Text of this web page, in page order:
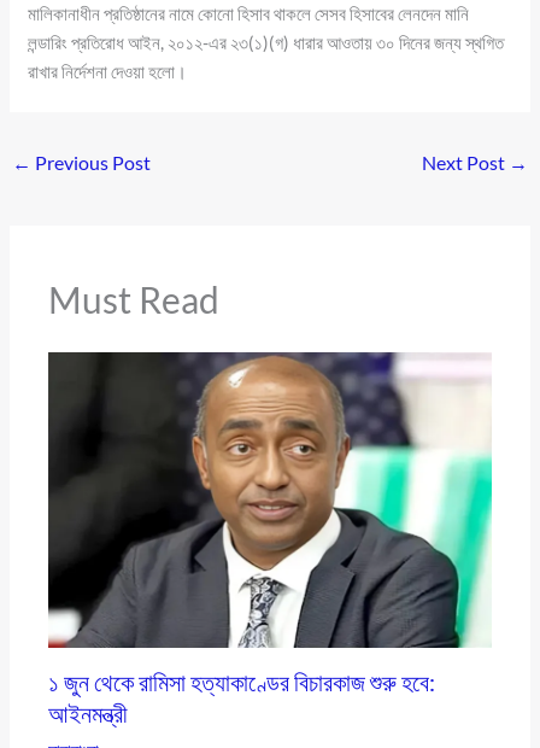
মালিকানাধীন প্রতিষ্ঠানের নামে কোনো হিসাব থাকলে সেসব হিসাবের লেনদেন মানি
লন্ডারিং প্রতিরোধ আইন, ২০১২-এর ২৩(১)(গ) ধারার আওতায় ৩০ দিনের জন্য স্থগিত
রাখার নির্দেশনা দেওয়া হলো।
← Previous Post Next Post →
Must Read
১ জুন থেকে রামিসা হত্যাকাণ্ডের বিচারকাজ শুরু হবে:
আইনমন্ত্রী